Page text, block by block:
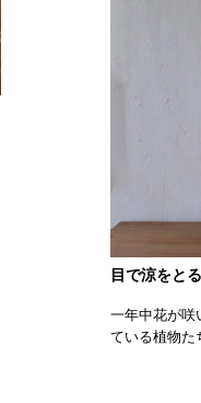
目で涼をとる
一年中花が咲
ている植物た